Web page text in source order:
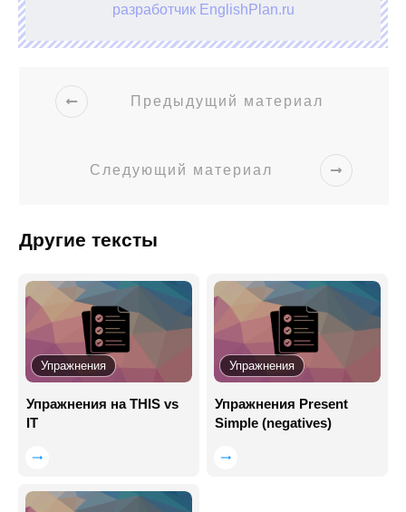
разработчик EnglishPlan.ru
Предыдущий материал
Следующий материал
Другие тексты
Упражнения
Упражнения на THIS vs
IT
Упражнения
Упражнения Present
Simple (negatives)